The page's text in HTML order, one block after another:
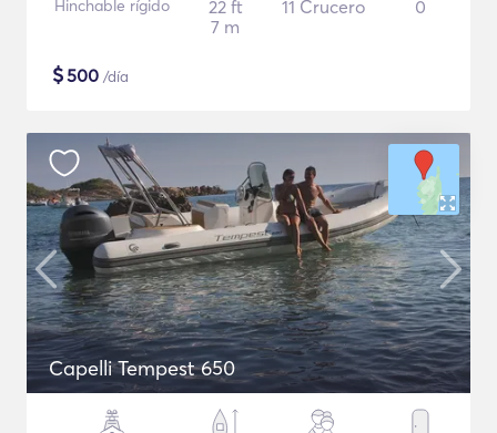
Hinchable rígido
22 ft
7 m
11 Crucero 0
$500 /día
Capelli Tempest 650